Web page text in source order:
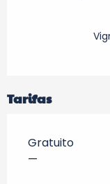
Tarifas
Gratuito
—